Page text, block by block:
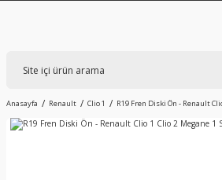
Anasayfa Renault Clio 1 R19 Fren Diski Ön - Renault